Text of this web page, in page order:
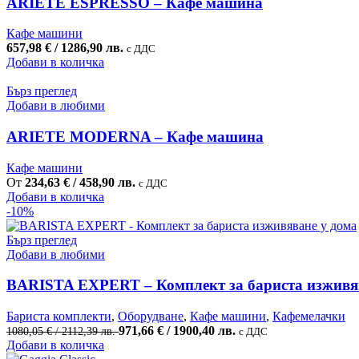
Кафе машини
657,98 € / 1286,90 лв. с ДДС
Добави в количка
Бърз преглед
Добави в любими
ARIETE MODERNA – Кафе машина
Кафе машини
От 234,63 € / 458,90 лв. с ДДС
Добави в количка
has
variants.
options
be
chosen
the
-10%
Бърз преглед
Добави в любими
BARISTA EXPERT – Комплект за бариста
Бариста комплекти, Оборудване, Кафе машини, Кафемелачки
1080,05€/ 2112,39 лв.Original
971,66 € / 1900,40 лв. Текущата
с ДДС
Добави в количка